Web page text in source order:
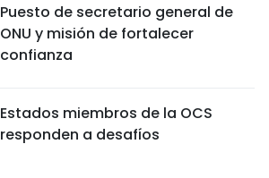
Puesto de secretario general de
ONU y misión de fortalecer
confianza
Estados miembros de la OCS
responden a desafíos